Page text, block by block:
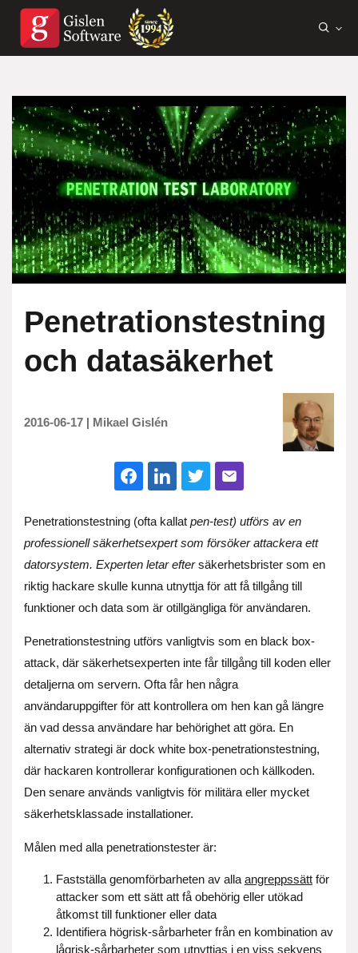
Penetrationstestning
och datasäkerhet
2016-06-17 | Mikael Gislén
Penetrationstestning (ofta kallat pen-test) utförs av en
professionell säkerhetsexpert som försöker attackera ett
datorsystem. Experten letar eftersäkerhetsbrister som en
riktig hackare skulle kunna utnyttja för att få tillgång till
funktioner och data som är otillgängliga för användaren.
Penetrationstestning utförs vanligtvis som en black box-
attack, där säkerhetsexperten inte får tillgång till koden eller
detaljerna om servern. Ofta får hen några
användaruppgifter för att kontrollera om hen kan gå längre
än vad dessa användare har behörighet att göra. En
alternativ strategi är dock white box-penetrationstestning,
där hackaren kontrollerar konfigurationen och källkoden.
Den senare används vanligtvis för militära eller mycket
säkerhetsklassade installationer.
Målen med alla penetrationstester är:
Fastställa genomförbarheten av alla angreppssätt för
attacker som ett sätt att få obehörig eller utökad
åtkomst till funktioner eller data
Identifiera högrisk-sårbarheter från en kombination av
lågrisk-sårbarheter som utnyttjas i en viss sekvens